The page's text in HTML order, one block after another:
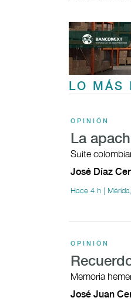
LO MÁS
OPINIÓN
La
Suite
José Díaz
Hace 4 h |
OPINIÓN
Memoria
José Juan